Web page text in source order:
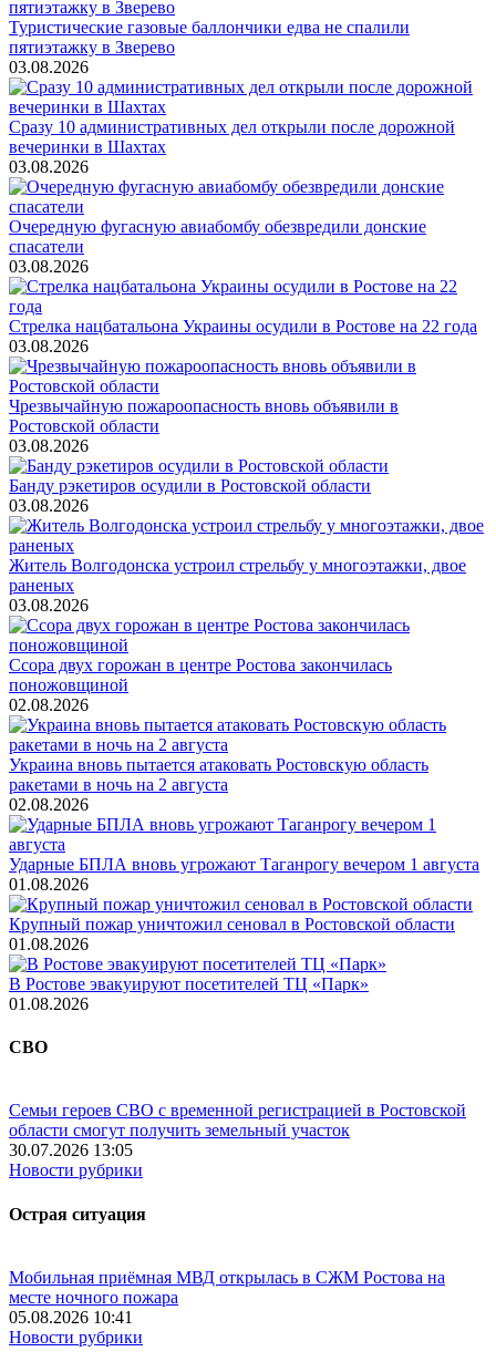
Туристические газовые баллончики едва не спалили
пятиэтажку в Зверево
03.08.2026
Сразу 10 административных дел открыли после дорожной
вечеринки в Шахтах
03.08.2026
Очередную фугасную авиабомбу обезвредили донские
спасатели
03.08.2026
Стрелка нацбатальона Украины осудили в Ростове на 22 года
03.08.2026
Чрезвычайную пожароопасность вновь объявили в
Ростовской области
03.08.2026
Банду рэкетиров осудили в Ростовской области
03.08.2026
Житель Волгодонска устроил стрельбу у многоэтажки, двое
раненых
03.08.2026
Ссора двух горожан в центре Ростова закончилась
поножовщиной
02.08.2026
Украина вновь пытается атаковать Ростовскую область
ракетами в ночь на 2 августа
02.08.2026
Ударные БПЛА вновь угрожают Таганрогу вечером 1 августа
01.08.2026
Крупный пожар уничтожил сеновал в Ростовской области
01.08.2026
В Ростове эвакуируют посетителей ТЦ «Парк»
01.08.2026
СВО
Семьи героев СВО с временной регистрацией в Ростовской
области смогут получить земельный участок
30.07.2026 13:05
Новости рубрики
Острая ситуация
Мобильная приёмная МВД открылась в СЖМ Ростова на
месте ночного пожара
05.08.2026 10:41
Новости рубрики